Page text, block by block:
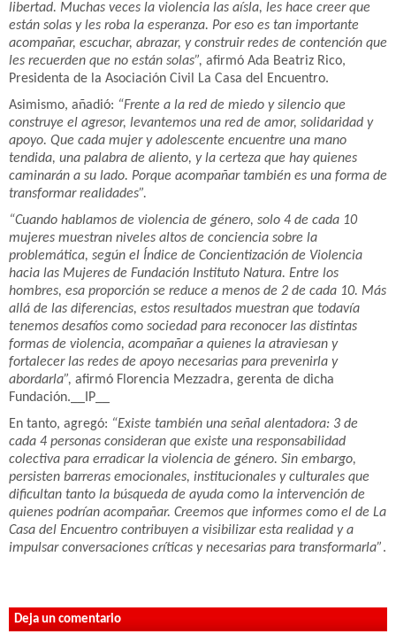
libertad. Muchas veces la violencia las aísla, les hace creer que
están solas y les roba la esperanza. Por eso es tan importante
acompañar, escuchar, abrazar, y construir redes de contención que
les recuerden que no están solas”, afirmó Ada Beatriz Rico,
Presidenta de la Asociación Civil La Casa del Encuentro.
Asimismo, añadió: “Frente a la red de miedo y silencio que
construye el agresor, levantemos una red de amor, solidaridad y
apoyo. Que cada mujer y adolescente encuentre una mano
tendida, una palabra de aliento, y la certeza que hay quienes
caminarán a su lado. Porque acompañar también es una forma de
transformar realidades”.
“Cuando hablamos de violencia de género, solo 4 de cada 10
mujeres muestran niveles altos de conciencia sobre la
problemática, según el Índice de Concientización de Violencia
hacia las Mujeres de Fundación Instituto Natura. Entre los
hombres, esa proporción se reduce a menos de 2 de cada 10. Más
allá de las diferencias, estos resultados muestran que todavía
tenemos desafíos como sociedad para reconocer las distintas
formas de violencia, acompañar a quienes la atraviesan y
fortalecer las redes de apoyo necesarias para prevenirla y
abordarla”, afirmó Florencia Mezzadra, gerenta de dicha
Fundación. __IP__
En tanto, agregó: “Existe también una señal alentadora: 3 de
cada 4 personas consideran que existe una responsabilidad
colectiva para erradicar la violencia de género. Sin embargo,
persisten barreras emocionales, institucionales y culturales que
dificultan tanto la búsqueda de ayuda como la intervención de
quienes podrían acompañar. Creemos que informes como el de La
Casa del Encuentro contribuyen a visibilizar esta realidad y a
impulsar conversaciones críticas y necesarias para transformarla”.
Deja un comentario